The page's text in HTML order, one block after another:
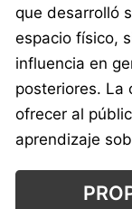
que desarrolló
espacio físico,
influencia en
posteriores. La
ofrecer al
aprendizaje